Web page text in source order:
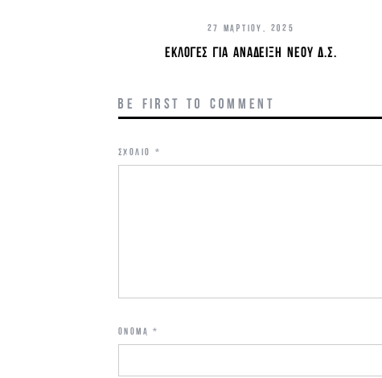
27 ΜΑΡΤΊΟΥ, 2025
ΕΚΛΟΓΈΣ ΓΙΑ ΑΝΆΔΕΙΞΗ ΝΈΟΥ Δ.Σ.
BE FIRST TO COMMENT
ΣΧΌΛΙΟ *
ΌΝΟΜΑ*